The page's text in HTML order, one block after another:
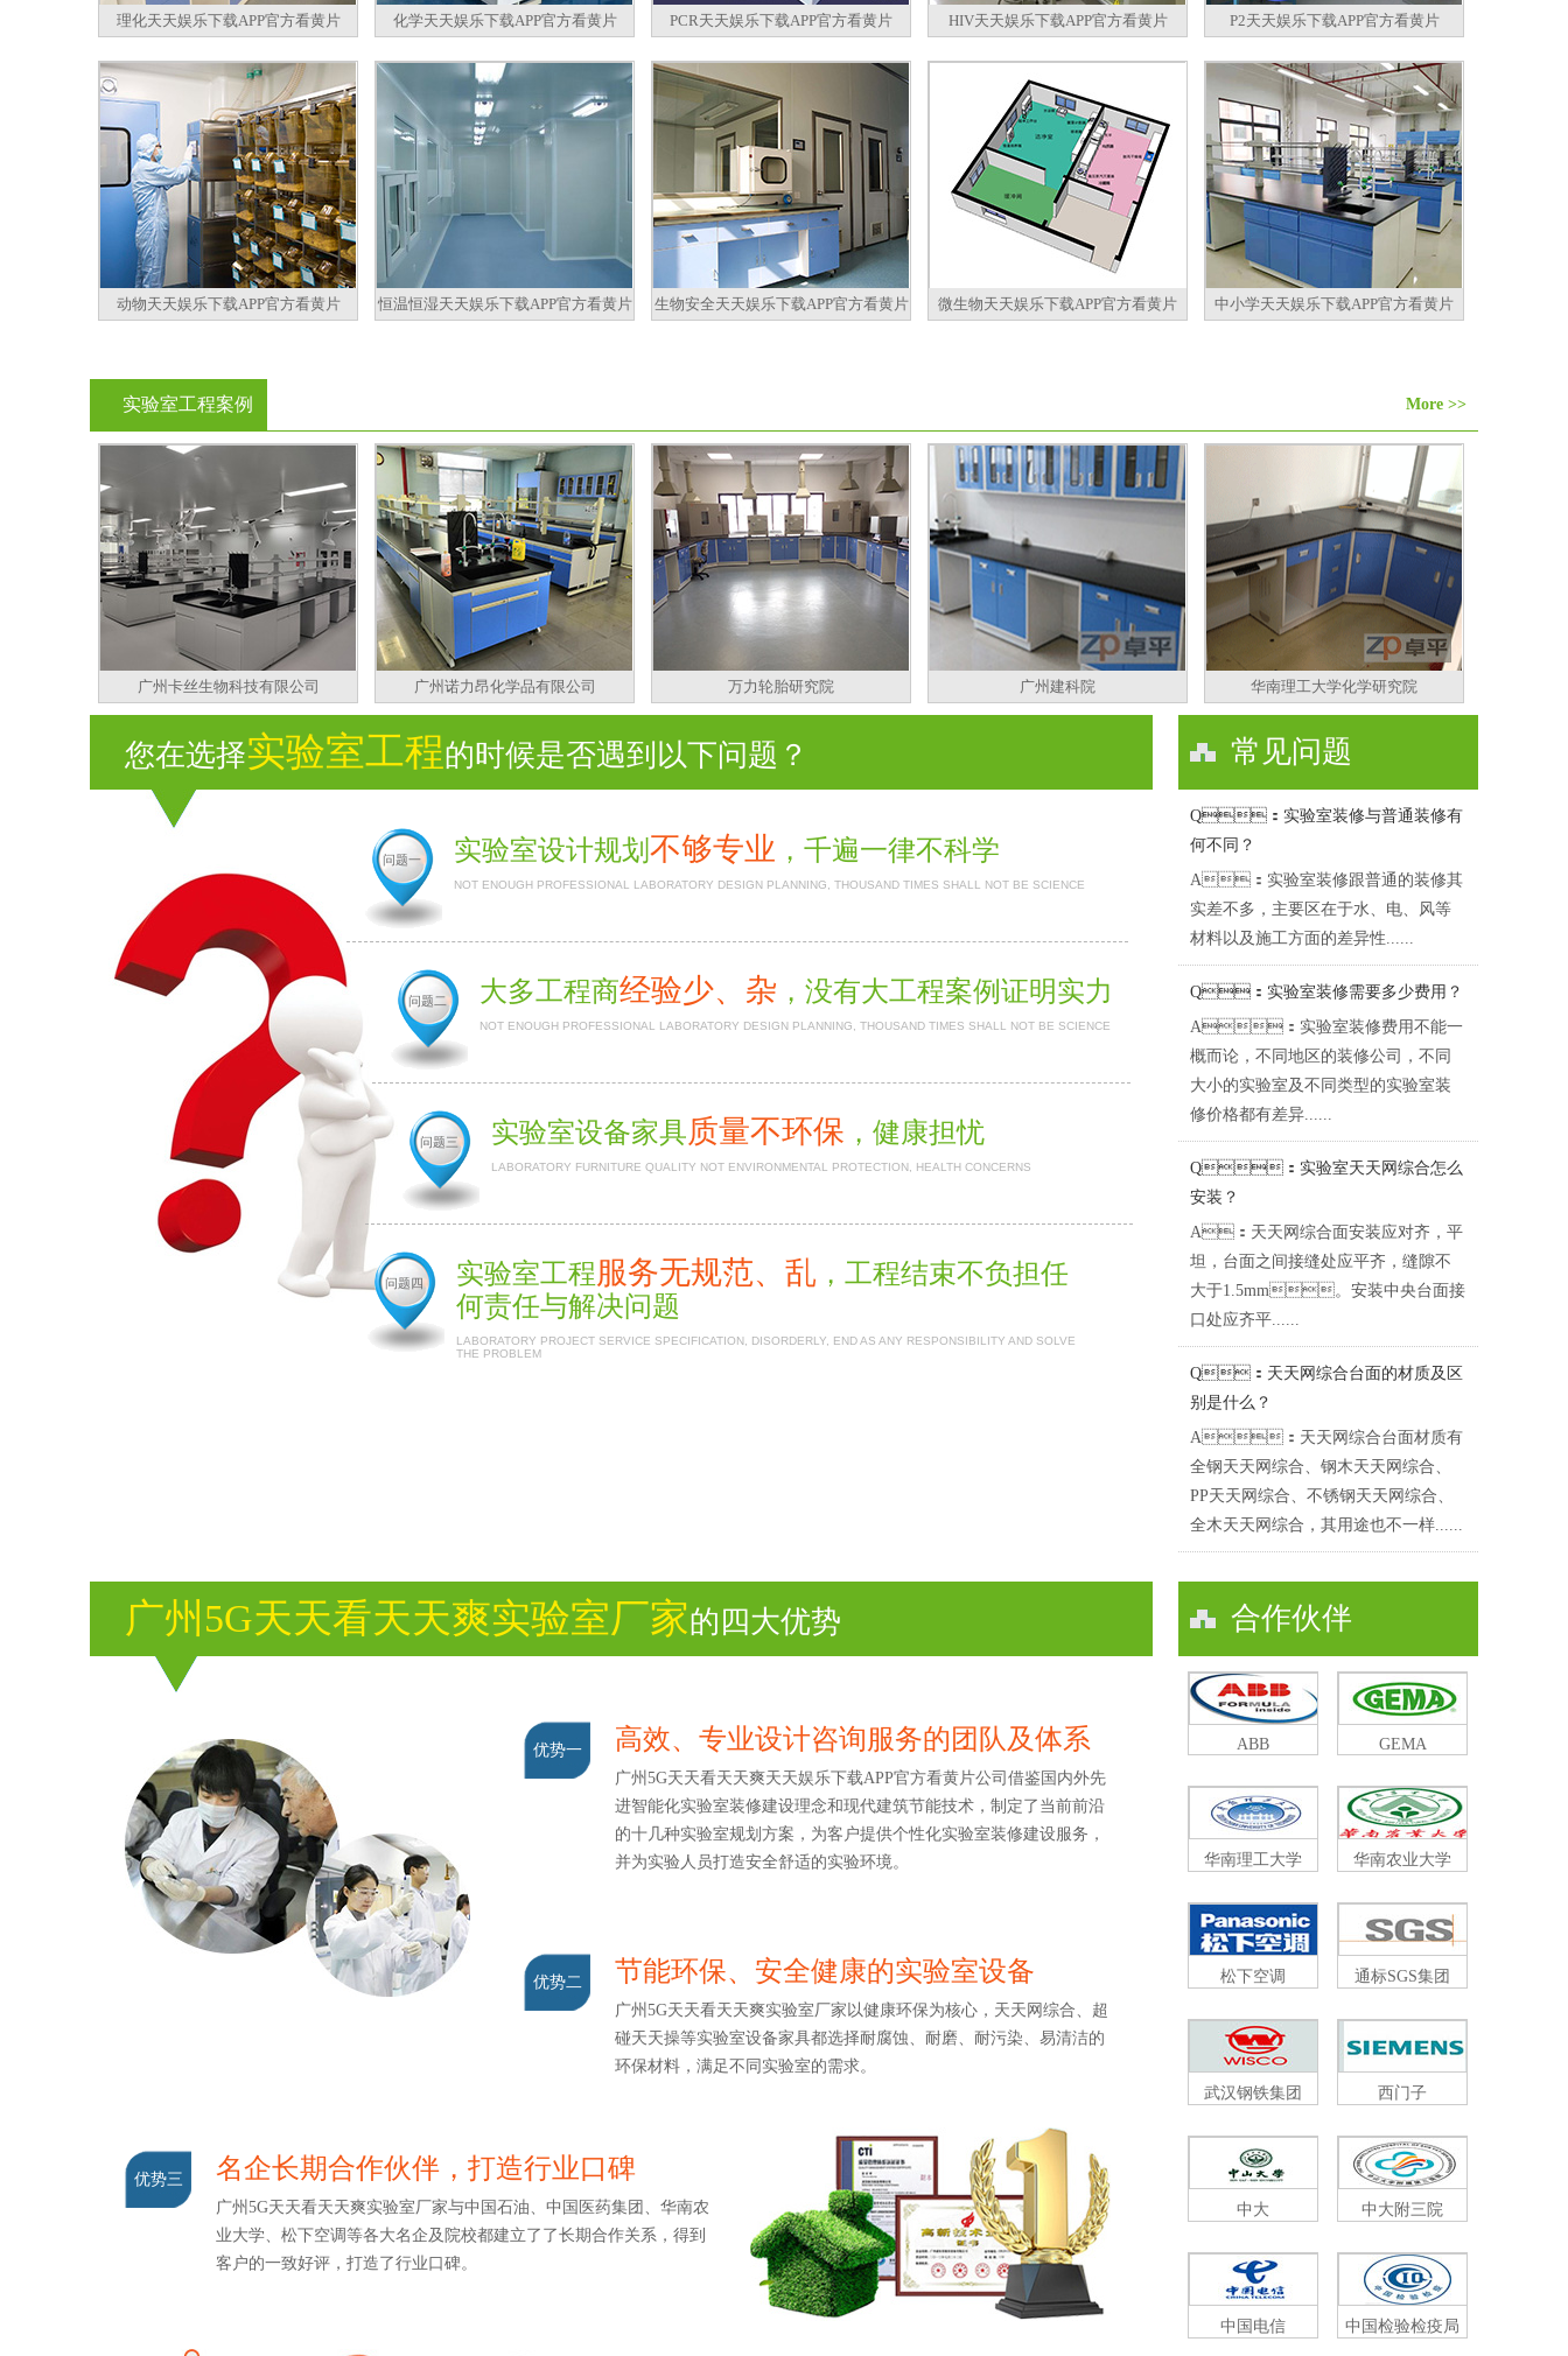
理化天天娱乐下载APP官方看黄片 化学天天娱乐下载APP官方看黄片 PCR天天娱乐下载APP官方看黄片 HIV天天娱乐下载APP官方看黄片 P2天天娱乐下载APP官方看黄片
动物天天娱乐下载APP官方看黄片 恒温恒湿天天娱乐下载APP官方看黄片 生物安全天天娱乐下载APP官方看黄片 微生物天天娱乐下载APP官方看黄片 中小学天天娱乐下载APP官方看黄片
More >>
实验室工程案例
广州卡丝生物科技有限公司 广州诺力昂化学品有限公司 万力轮胎研究院 广州建科院 华南理工大学化学研究院
您在选择实验室工程的时候是否遇到以下问题？
问题一 实验室设计规划 不够专业 ，千遍一律不科学
NOT ENOUGH PROFESSIONAL LABORATORY DESIGN PLANNING, THOUSAND TIMES SHALL NOT BE SCIENCE
问题二 大多工程商经验少、杂 ，没有大工程案例证明实力
NOT ENOUGH PROFESSIONAL LABORATORY DESIGN PLANNING, THOUSAND TIMES SHALL NOT BE SCIENCE
问题三 实验室设备家具质量不环保 ，健康担忧
LABORATORY FURNITURE QUALITY NOT ENVIRONMENTAL PROTECTION, HEALTH CONCERNS
问题四 实验室工程服务无规范、乱 ，工程结束不负担任
何责任与解决问题
LABORATORY PROJECT SERVICE SPECIFICATION, DISORDERLY, END AS ANY RESPONSIBILITY AND SOLVE
THE PROBLEM
常见问题
Q：实验室装修与普通装修有
何不同？
A：实验室装修跟普通的装修其
实差不多，主要区在于水、电、风等
材料以及施工方面的差异性......
Q：实验室装修需要多少费用？
A：实验室装修费用不能一
概而论，不同地区的装修公司，不同
大小的实验室及不同类型的实验室装
修价格都有差异......
Q：实验室天天网综合怎么
安装？
A：天天网综合面安装应对齐，平
坦，台面之间接缝处应平齐，缝隙不
大于1.5mm。安装中央台面接
口处应齐平......
Q：天天网综合台面的材质及区
别是什么？
A：天天网综合台面材质有
全钢天天网综合、钢木天天网综合、
PP天天网综合、不锈钢天天网综合、
全木天天网综合，其用途也不一样......
广州5G天天看天天爽实验室厂家的四大优势
优势一 高效、专业设计咨询服务的团队及体系
广州5G天天看天天爽天天娱乐下载APP官方看黄片公司借鉴国内外先
进智能化实验室装修建设理念和现代建筑节能技术，制定了当前前沿
的十几种实验室规划方案，为客户提供个性化实验室装修建设服务，
并为实验人员打造安全舒适的实验环境。
优势二 节能环保、安全健康的实验室设备
广州5G天天看天天爽实验室厂家以健康环保为核心，天天网综合、超
碰天天操等实验室设备家具都选择耐腐蚀、耐磨、耐污染、易清洁的
环保材料，满足不同实验室的需求。
优势三 名企长期合作伙伴，打造行业口碑
广州5G天天看天天爽实验室厂家与中国石油、中国医药集团、华南农
业大学、松下空调等各大名企及院校都建立了了长期合作关系，得到
客户的一致好评，打造了行业口碑。
合作伙伴
ABB GEMA
华南理工大学 华南农业大学
松下空调 通标SGS集团
武汉钢铁集团 西门子
中大 中大附三院
中国电信 中国检验检疫局